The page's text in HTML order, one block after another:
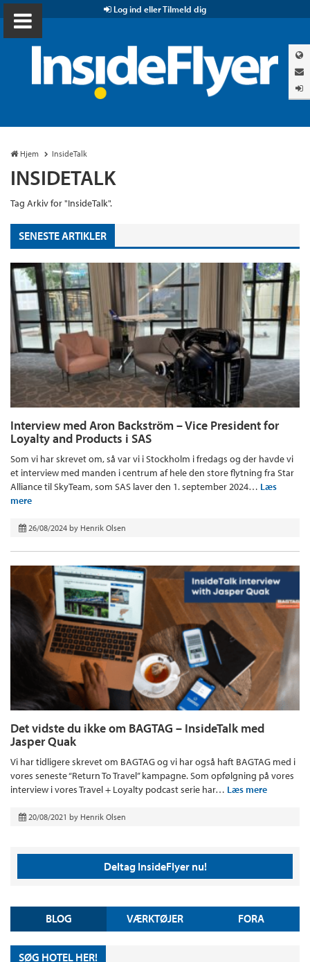
Log ind eller Tilmeld dig
Hjem InsideTalk
INSIDETALK
Tag Arkiv for "InsideTalk".
SENESTE ARTIKLER
Interview med Aron Backström – Vice President for
Loyalty and Products i SAS
Som vi har skrevet om, så var vi i Stockholm i fredags og der havde vi
et interview med manden i centrum af hele den store flytning fra Star
Alliance til SkyTeam, som SAS laver den 1. september 2024… Læs
mere
26/08/2024 by Henrik Olsen
Det vidste du ikke om BAGTAG – InsideTalk med
Jasper Quak
Vi har tidligere skrevet om BAGTAG og vi har også haft BAGTAG med i
vores seneste “Return To Travel” kampagne. Som opfølgning på vores
interview i vores Travel + Loyalty podcast serie har… Læs mere
20/08/2021 by Henrik Olsen
Deltag InsideFlyer nu!
BLOG VÆRKTØJER FORA
SØG HOTEL HER!